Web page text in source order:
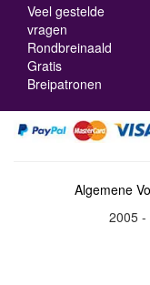
Veel gestelde
vragen
Rondbreinaald
Gratis
Breipatronen
Algemene
2005 -